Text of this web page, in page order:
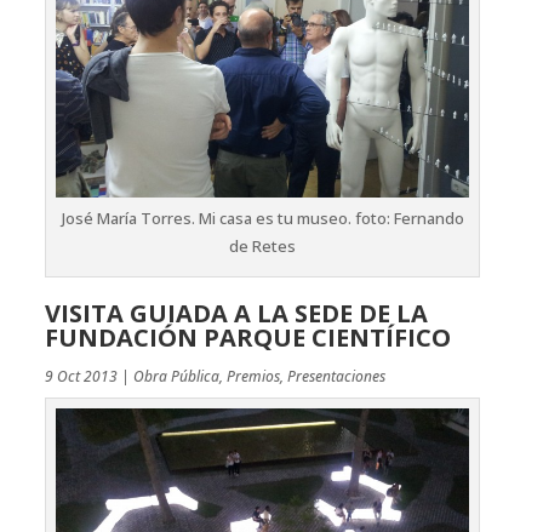
José María Torres. Mi casa es tu museo. foto: Fernando
de Retes
VISITA GUIADA A LA SEDE DE LA
FUNDACIÓN PARQUE CIENTÍFICO
9 Oct 2013| Obra Pública, Premios, Presentaciones